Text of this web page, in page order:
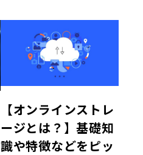
【オンラインストレ
ージとは？】基礎知
識や特徴などをピッ